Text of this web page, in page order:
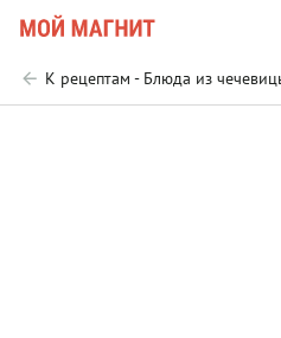
К рецептам - Блюда из